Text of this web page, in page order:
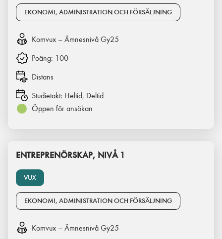
EKONOMI, ADMINISTRATION OCH FÖRSÄLJNING
Komvux – Ämnesnivå Gy25
Poäng: 100
Distans
Studietakt: Heltid, Deltid
Öppen för ansökan
VUX
ENTREPRENÖRSKAP, NIVÅ 1
EKONOMI, ADMINISTRATION OCH FÖRSÄLJNING
Komvux – Ämnesnivå Gy25